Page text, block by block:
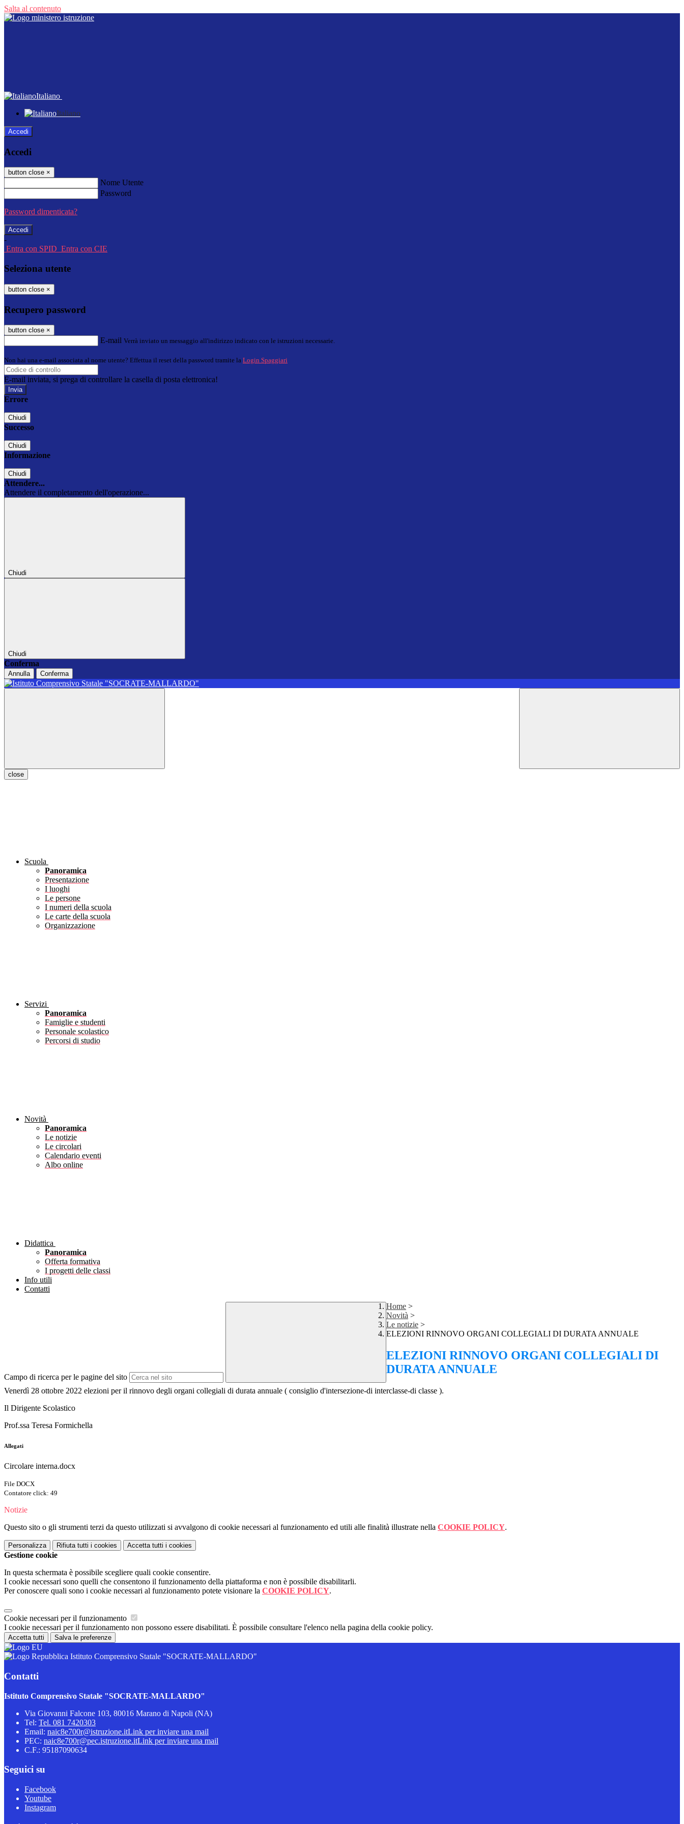
Salta al contenuto
Italiano
Italiano
Accedi
Accedi
button close ×
Nome Utente
Password
Password dimenticata?
-
Entra con SPID Entra con CIE
Seleziona utente
button close ×
Recupero password
button close ×
E-mail Verrà inviato un messaggio all'indirizzo indicato con le istruzioni necessarie.
Non hai una e-mail associata al nome utente? Effettua il reset della password tramite la Login Spaggiari
E-mail inviata, si prega di controllare la casella di posta elettronica!
Errore
Chiudi
Successo
Chiudi
Informazione
Chiudi
Attendere...
Attendere il completamento dell'operazione...
Chiudi
Chiudi
Conferma
Annulla Conferma
close
Scuola
Panoramica
Presentazione
I luoghi
Le persone
I numeri della scuola
Le carte della scuola
Organizzazione
Servizi
Panoramica
Famiglie e studenti
Personale scolastico
Percorsi di studio
Novità
Panoramica
Le notizie
Le circolari
Calendario eventi
Albo online
Didattica
Panoramica
Offerta formativa
I progetti delle classi
Info utili
Contatti
Campo di ricerca per le pagine del sito
Home >
Novità >
Le notizie >
ELEZIONI RINNOVO ORGANI COLLEGIALI DI DURATA ANNUALE
ELEZIONI RINNOVO ORGANI COLLEGIALI DI
DURATA ANNUALE
Venerdì 28 ottobre 2022 elezioni per il rinnovo degli organi collegiali di durata annuale ( consiglio d'intersezione-di interclasse-di classe ).
Il Dirigente Scolastico
Prof.ssa Teresa Formichella
Allegati
Circolare interna.docx
File DOCX
Contatore click: 49
Notizie
Questo sito o gli strumenti terzi da questo utilizzati si avvalgono di cookie necessari al funzionamento ed utili alle finalità illustrate nella COOKIE POLICY.
Personalizza Rifiuta tutti i cookies Accetta tutti i cookies
Gestione cookie
In questa schermata è possibile scegliere quali cookie consentire.
I cookie necessari sono quelli che consentono il funzionamento della piattaforma e non è possibile disabilitarli.
Per conoscere quali sono i cookie necessari al funzionamento potete visionare la COOKIE POLICY.
Cookie necessari per il funzionamento
I cookie necessari per il funzionamento non possono essere disabilitati. È possibile consultare l'elenco nella pagina della cookie policy.
Accetta tutti Salva le preferenze
Istituto Comprensivo Statale "SOCRATE-MALLARDO"
Contatti
Istituto Comprensivo Statale "SOCRATE-MALLARDO"
Via Giovanni Falcone 103, 80016 Marano di Napoli (NA)
Tel: Tel. 081 7420303
Email: naic8e700r@istruzione.itLink per inviare una mail
PEC: naic8e700r@pec.istruzione.itLink per inviare una mail
C.F.: 95187090634
Seguici su
Facebook
Youtube
Instagram